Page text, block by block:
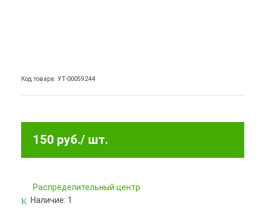
Код товара: УТ-00059244
150 руб./ шт.
Pаспределительный центр
Наличие: 1